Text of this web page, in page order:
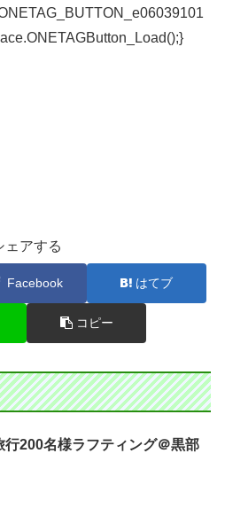
ェアする
Facebook はてブ
コピー
行200名様ラフティング＠黒部